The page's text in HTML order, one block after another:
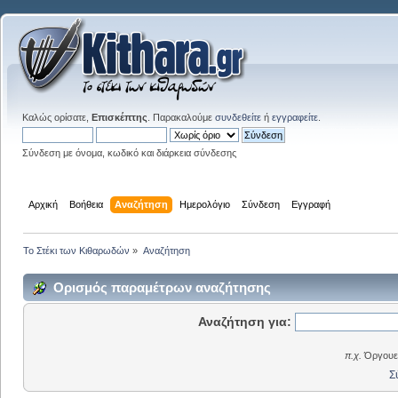
Καλώς ορίσατε, Επισκέπτης . Παρακαλούμε συνδεθείτε ή εγγραφείτε
Σύνδεση με όνομα, κωδικό και διάρκεια σύνδεσης
Αρχική Βοήθεια Αναζήτηση Ημερολόγιο Σύνδεση Εγγραφή
Το Στέκι των Κιθαρωδών » Αναζήτηση
Ορισμός παραμέτρων αναζήτησης
Αναζήτηση για:
π.χ.